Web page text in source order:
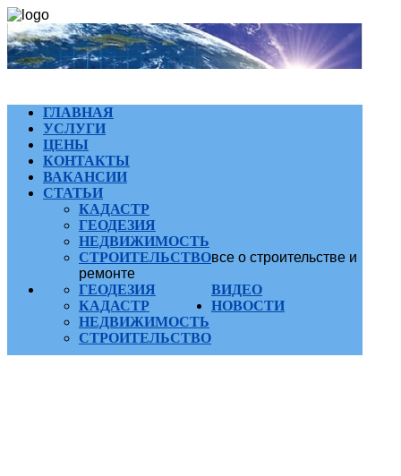
ГЛАВНАЯ
УСЛУГИ
ЦЕНЫ
КОНТАКТЫ
ВАКАНСИИ
СТАТЬИ
КАДАСТР
ГЕОДЕЗИЯ
НЕДВИЖИМОСТЬ
СТРОИТЕЛЬСТВОвсе о строительстве и
ремонте
ВИДЕО
ГЕОДЕЗИЯ
КАДАСТР
НЕДВИЖИМОСТЬ
СТРОИТЕЛЬСТВО
НОВОСТИ